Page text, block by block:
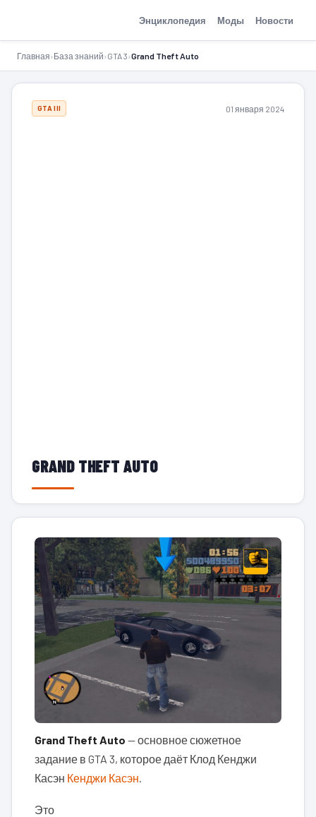
Энциклопедия Моды Новости
Главная›База знаний›GTA 3›Grand Theft Auto
GTA III 01 января 2024
GRAND THEFT AUTO
Grand Theft Auto — основное сюжетное
задание в GTA 3, которое даёт Клод Кенджи
Касэн Кенджи Касэн
Это